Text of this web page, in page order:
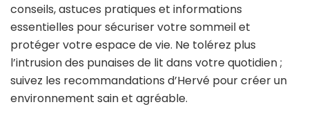
conseils, astuces pratiques et informations
essentielles pour sécuriser votre sommeil et
protéger votre espace de vie. Ne tolérez plus
l’intrusion des punaises de lit dans votre quotidien ;
suivez les recommandations d’Hervé pour créer un
environnement sain et agréable.